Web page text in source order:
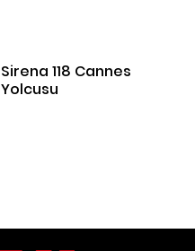
Sirena 118 Cannes
Yolcusu